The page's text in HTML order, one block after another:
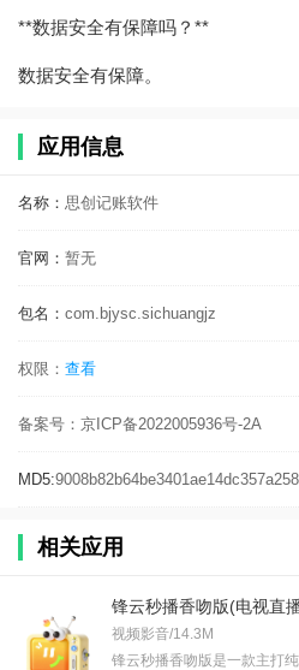
**数据安全有保障吗？**
数据安全有保障。
应用信息
名称： 思创记账软件
官网： 暂无
包名： com.bjysc.sichuangjz
权限： 查看
备案号： 京ICP备2022005936号-2A
MD5:
相关应用
锋云秒播香吻版(电视直
视频影音/14.3M
锋云秒播香吻版是一款主打